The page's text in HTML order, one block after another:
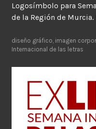
Logosímbolo para
de la Región de
diseño gráfico imagen
Internacional de las letras